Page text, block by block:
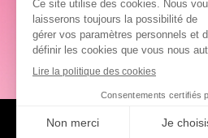
(00352) 2648 0946
À PROPOS